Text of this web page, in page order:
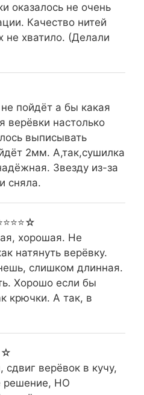
оказалось не очень
Качество нитей
не хватило. (Делали
пойдёт а бы какая
верёвки настолько
выписывать
2мм. А,так,сушилка
Звезду из-за
сняла.
хорошая. Не
натянуть верёвку.
слишком длинная.
Хорошо если бы
крючки. А так, в
сдвиг верёвок в кучу,
решение, НО